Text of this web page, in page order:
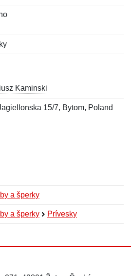
Kaminski
15/7, Bytom, Poland
a šperky
a šperky Prívesky